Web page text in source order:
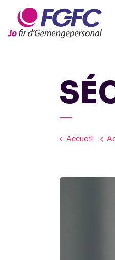
Accueil